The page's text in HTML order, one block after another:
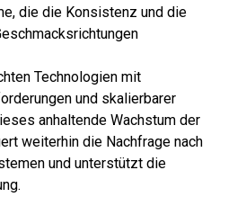
die die Konsistenz und die
Technologien mit
und skalierbarer
anhaltende Wachstum der
weiterhin die Nachfrage nach
und unterstützt die